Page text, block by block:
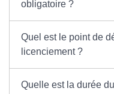
obligatoire ?
Quel est le point de
licenciement ?
Quelle est la durée